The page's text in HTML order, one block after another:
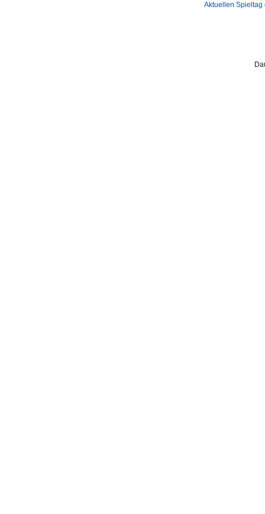
Aktuellen Spieltag